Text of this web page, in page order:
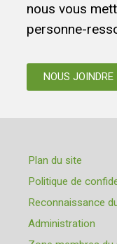
nous vous
personne-
NOUS JOINDRE
Plan du site
Politique de
Reconnaissance
Administration